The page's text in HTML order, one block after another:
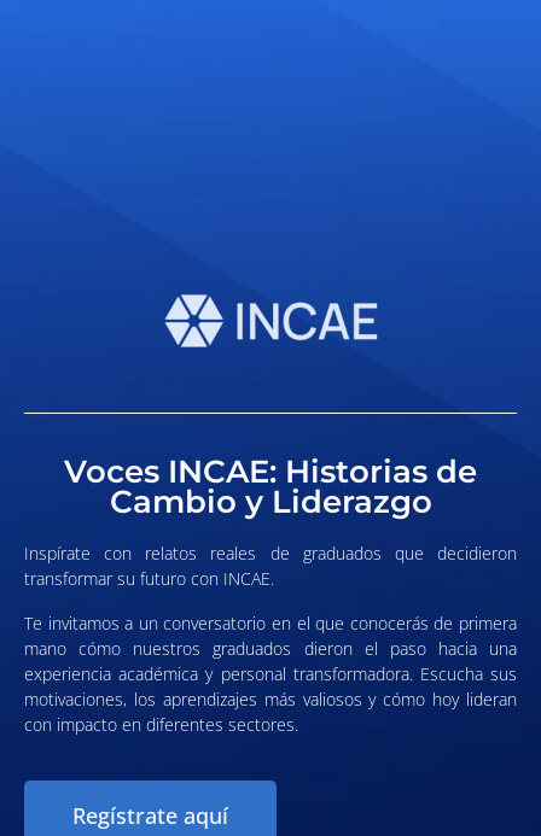
Voces INCAE: Historias de
Cambio y Liderazgo
Inspírate con relatos reales de graduados que decidieron
transformar su futuro con INCAE.
Te invitamos a un conversatorio en el que conocerás de primera
mano cómo nuestros graduados dieron el paso hacia una
experiencia académica y personal transformadora. Escucha sus
motivaciones, los aprendizajes más valiosos y cómo hoy lideran
con impacto en diferentes sectores.
Regístrate aquí